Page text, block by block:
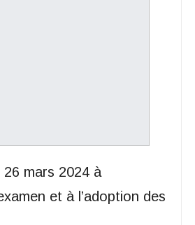
mars 2024 à
et à l’adoption des